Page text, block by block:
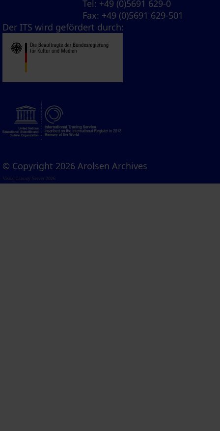
Tel: +49 (0)5691 629-0
Fax: +49 (0)5691 629-501
Der ITS wird gefördert durch:
© Copyright 2026 Arolsen Archives
Visual Library Server 2026